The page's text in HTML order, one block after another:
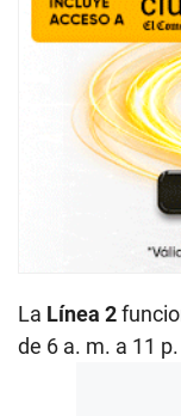
La Línea 2
de 6 a. m. a 11